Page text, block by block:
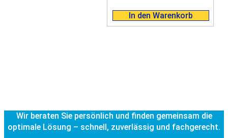
In den Warenkorb
Wir beraten Sie persönlich und finden gemeinsam die
optimale Lösung – schnell, zuverlässig und fachgerecht.